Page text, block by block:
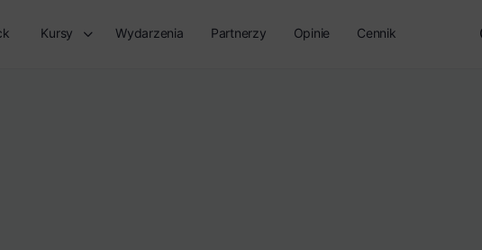
Kursy Wydarzenia Partnerzy Opinie Cennik